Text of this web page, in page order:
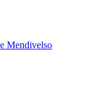
Mendivelso